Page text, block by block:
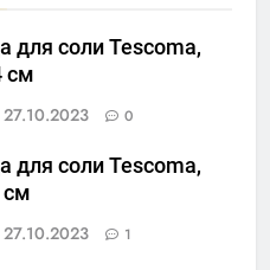
для соли Tescoma,
cм
27.10.2023 0
для соли Tescoma,
см
27.10.2023 1